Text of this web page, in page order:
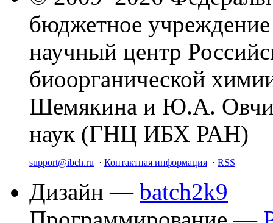
бюджетное
научный центр
биоорганической
Шемякина и Ю.А.
наук (ГНЦ ИБХ РАН)
support@ibch.ru · Контактная информация · RSS
Дизайн — batch2k9